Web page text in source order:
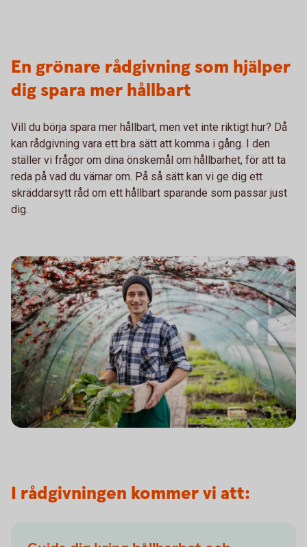
En grönare rådgivning som hjälper
dig spara mer hållbart
Vill du börja spara mer hållbart, men vet inte riktigt hur? Då
kan rådgivning vara ett bra sätt att komma i gång. I den
ställer vi frågor om dina önskemål om hållbarhet, för att ta
reda på vad du värnar om. På så sätt kan vi ge dig ett
skräddarsytt råd om ett hållbart sparande som passar just
dig.
I rådgivningen kommer vi att: